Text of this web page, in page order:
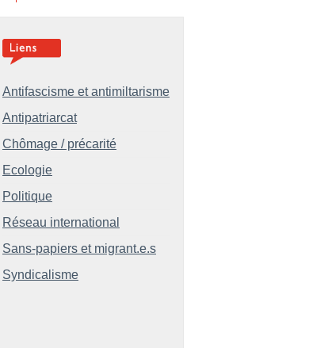
Antifascisme et antimiltarisme
Antipatriarcat
Chômage / précarité
Ecologie
Politique
Réseau international
Sans-papiers et migrant.e.s
Syndicalisme